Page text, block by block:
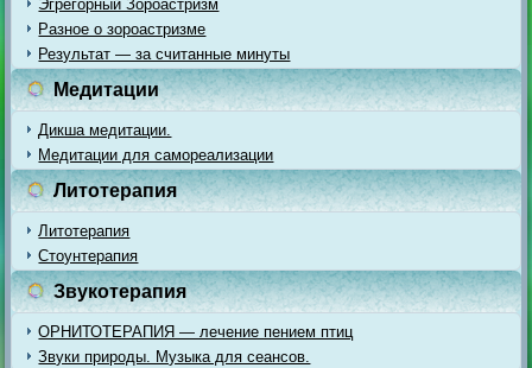
Эгрегорный Зороастризм
Разное о зороастризме
Результат — за считанные минуты
Медитации
Дикша медитации.
Медитации для самореализации
Литотерапия
Литотерапия
Стоунтерапия
Звукотерапия
ОРНИТОТЕРАПИЯ — лечение пением птиц
Звуки природы. Музыка для сеансов.